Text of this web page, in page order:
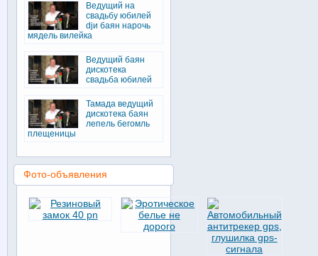
Ведущий на
свадьбу юбилей
djи баян нарочь
мядель вилейка
Ведущий баян
дискотека
свадьба юбилей
Тамада ведущий
дискотека баян
лепель бегомль
плещеницы
Фото-объявления